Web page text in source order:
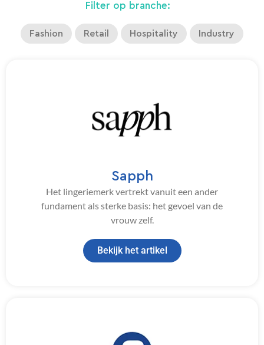
Filter op branche:
Fashion Retail Hospitality Industry
Sapph
Het lingeriemerk vertrekt vanuit een ander
fundament als sterke basis: het gevoel van de
vrouw zelf.
Bekijk het artikel